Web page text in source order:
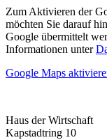
Zum Aktivieren der
möchten Sie darauf
Google übermittelt
Informationen unter
Google Maps
Haus der Wirtschaft
Kapstadtring 10